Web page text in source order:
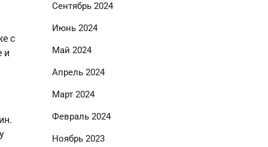
с
и
Сентябрь 2024
Июнь 2024
Май 2024
Апрель 2024
Март 2024
Февраль 2024
Ноябрь 2023